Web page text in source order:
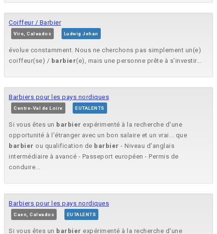
Coiffeur / Barbier
Vire, Calvados Ludwig Jehan
évolue constamment. Nous ne cherchons pas simplement un(e)
coiffeur(se) / barbier(e), mais une personne prête à s’investir...
Barbiers pour les pays nordiques
Centre-Val de Loire EUTALENTS
Si vous êtes un barbier expérimenté à la recherche d'une
opportunité à l'étranger avec un bon salaire et un vrai... que
barbier ou qualification de barbier - Niveau d'anglais
intermédiaire à avancé - Passeport européen - Permis de
conduire...
Barbiers pour les pays nordiques
Caen, Calvados EUTALENTS
Si vous êtes un barbier expérimenté à la recherche d'une